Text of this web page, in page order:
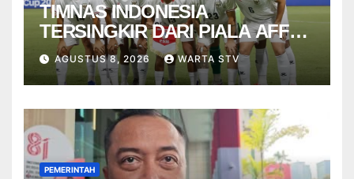
TIMNAS INDONESIA
TERSINGKIR DARI PIALA AFF
2026
AGUSTUS 8, 2026 WARTA STV
PEMERINTAH